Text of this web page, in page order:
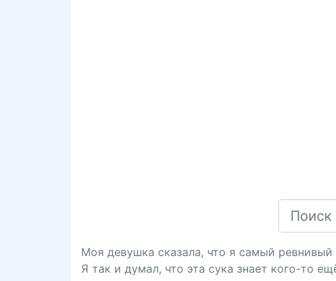
Моя девушка сказала, что я самый ревнивый
Я так и думал, что эта сука знает кого-то